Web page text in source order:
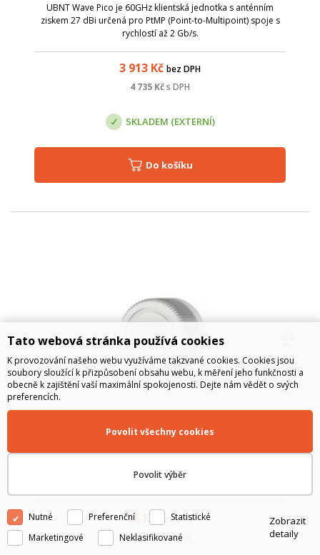
UBNT Wave Pico je 60GHz klientská jednotka s anténním
ziskem 27 dBi určená pro PtMP (Point-to-Multipoint) spoje s
rychlostí až 2 Gb/s.
3 913 Kč bez DPH
4 735 Kčs DPH
SKLADEM (EXTERNÍ)
Do košíku
Náhradní krytka pro konektor M12 (směrování, DC napájení,
MGMT port) pro jednotky SIAE. Vyrobeno 3D tiskem z UV
odolného materiálu.
35
bez DPH
42.35Kčs DPH
Tato webová stránka používá cookies
K provozování našeho webu využíváme takzvané cookies. Cookies jsou
soubory sloužící k přizpůsobení obsahu webu, k měření jeho funkčnosti a
obecně k zajištění vaší maximální spokojenosti. Dejte nám vědět o svých
preferencích.
Povolit výběr
Povolit všechny cookies
Nutné Preferenční
Statistické
Marketingové
Neklasifikované
Zobrazit
detaily